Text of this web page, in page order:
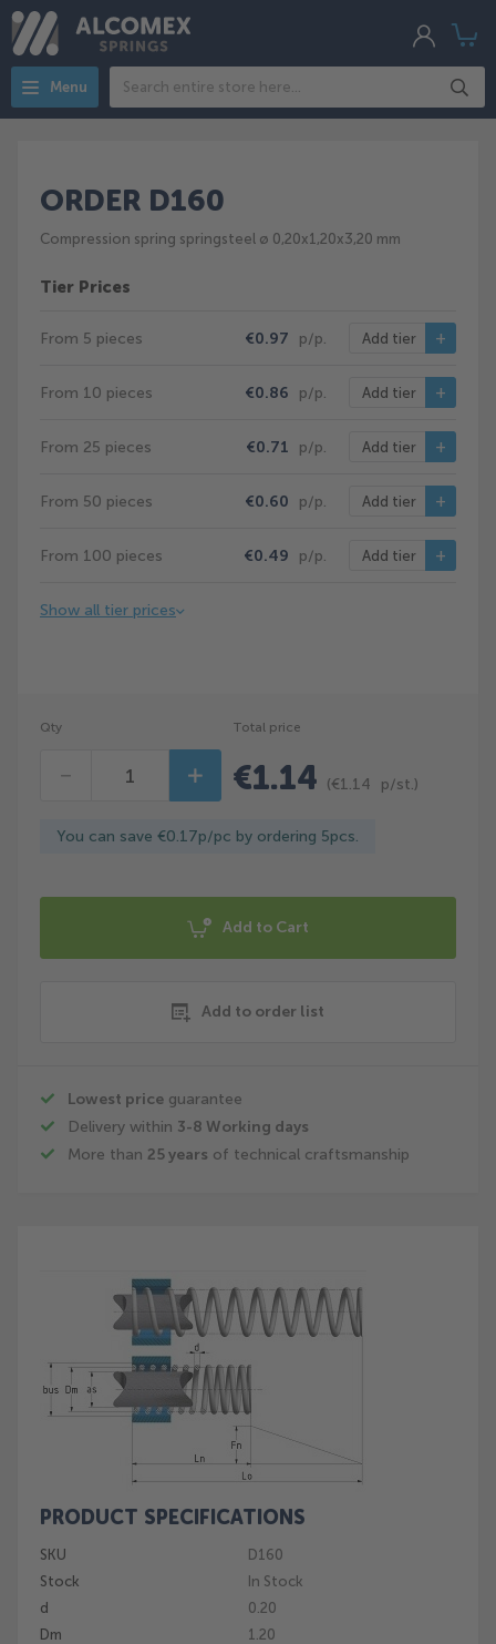
Menu Search
My
of
the
images
Skip
the
beginning
of
the
PRODUCT SPECIFICATIONS
SKU
D160
Stock
In Stock
d
0.20
Dm
1.20
ORDER D160
Compression spring springsteel ø 0,20x1,20x3,20 mm
Tier Prices
From 5 pieces €0.97 p/p. Add tier
From 10 pieces €0.86 p/p. Add tier
From 25 pieces €0.71 p/p. Add tier
From 50 pieces €0.60 p/p. Add tier
From 100 pieces €0.49 p/p. Add tier
Show all tier prices
Total price
€1.14 (€1.14 p/st.)
Qty
Decrease Increase
You can save €0.17p/pc by ordering 5pcs.
Add to Cart
Add to order list
Lowest price guarantee
Delivery within 3-8 Working days
More than 25 years of technical craftsmanship